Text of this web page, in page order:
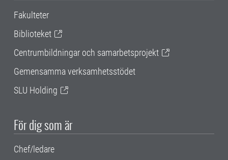
Fakulteter
Biblioteket
Centrumbildningar och samarbetsprojekt
Gemensamma verksamhetsstödet
SLU Holding
För dig som är
Chef/ledare